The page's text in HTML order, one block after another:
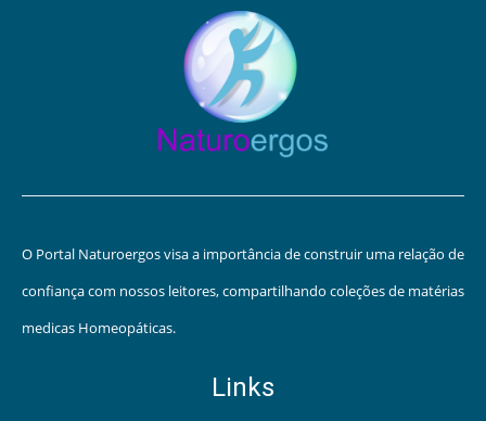
O Portal Naturoergos visa a importância de construir uma relação de
confiança com nossos leitores, compartilhando coleções de matérias
medicas Homeopáticas.
Links